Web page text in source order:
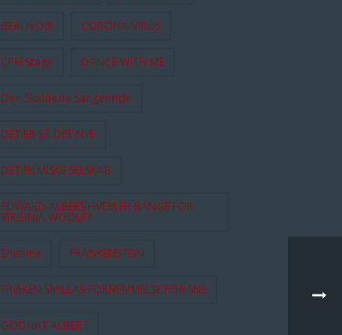
BEAUVOIR CORONA-VIRUS
CPH Stage DANCE WITH ME
Den Skaldede Sangerinde
DET ER SÅ DET NYE
DET FILMISKE SELSKAB
EDWARD ALBEES HVEM ER BANGE FOR
VIRGINIA WOOLF?
Enetime FRANKENSTEIN
FRØKEN SMILLAS FORNEMMELSE FOR SNE
GODNAT ALBERT